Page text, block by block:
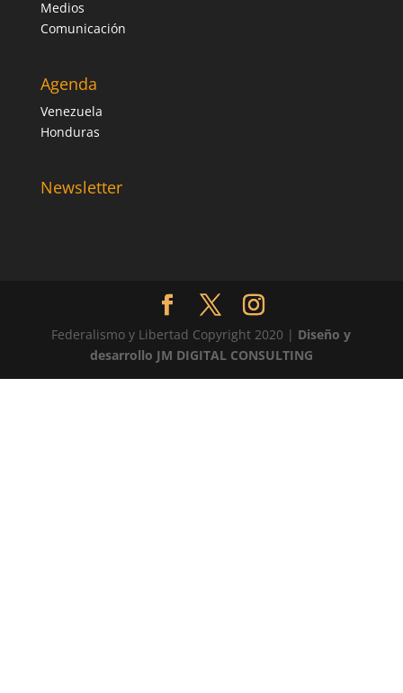
Medios
Comunicación
Agenda
Venezuela
Honduras
Newsletter
Federalismo y Libertad Copyright 2020 | Diseño y
desarrollo JM DIGITAL CONSULTING